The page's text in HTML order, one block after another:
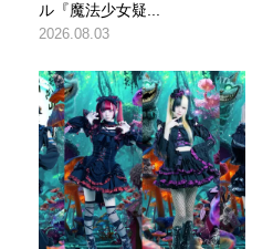
ル『魔法少女疑...
2026.08.03